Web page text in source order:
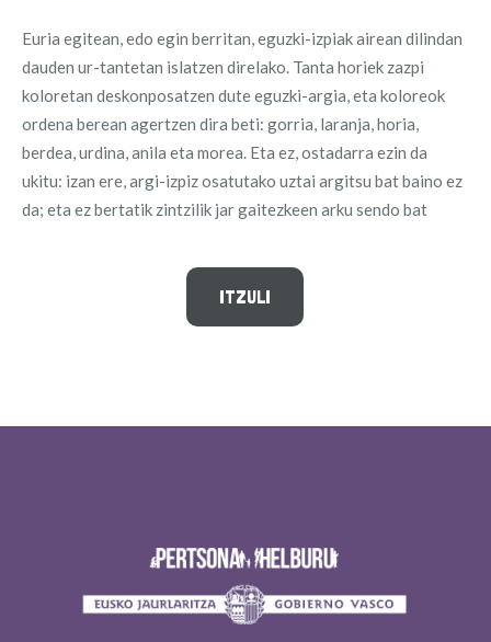
Euria egitean, edo egin berritan, eguzki-izpiak airean dilindan
dauden ur-tantetan islatzen direlako. Tanta horiek zazpi
koloretan deskonposatzen dute eguzki-argia, eta koloreok
ordena berean agertzen dira beti: gorria, laranja, horia,
berdea, urdina, anila eta morea. Eta ez, ostadarra ezin da
ukitu: izan ere, argi-izpiz osatutako uztai argitsu bat baino ez
da; eta ez bertatik zintzilik jar gaitezkeen arku sendo bat
ITZULI